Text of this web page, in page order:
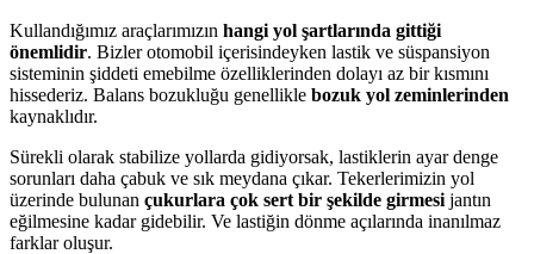
Kullandığımız araçlarımızın hangi yol şartlarında gittiği
önemlidir. Bizler otomobil içerisindeyken lastik ve süspansiyon
sisteminin şiddeti emebilme özelliklerinden dolayı az bir kısmını
hissederiz. Balans bozukluğu genellikle bozuk yol zeminlerinden
kaynaklıdır.
Sürekli olarak stabilize yollarda gidiyorsak, lastiklerin ayar denge
sorunları daha çabuk ve sık meydana çıkar. Tekerlerimizin yol
üzerinde bulunan çukurlara çok sert bir şekilde girmesi jantın
eğilmesine kadar gidebilir. Ve lastiğin dönme açılarında inanılmaz
farklar oluşur.